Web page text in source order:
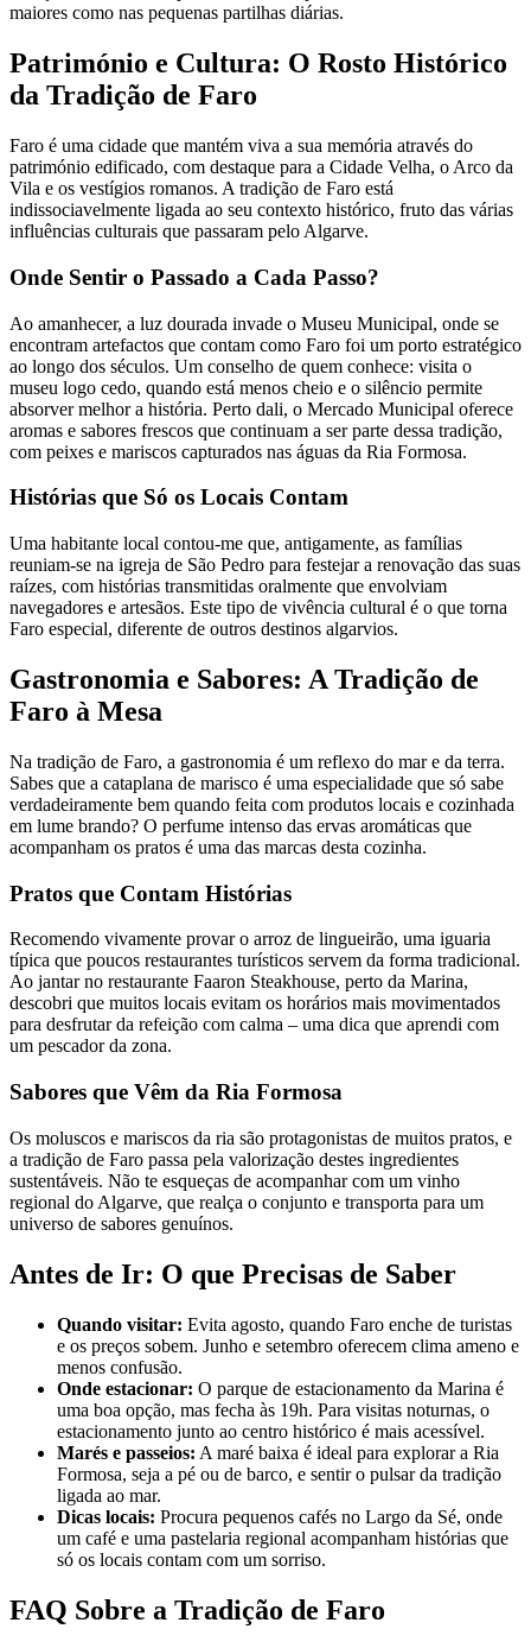
maiores como nas pequenas partilhas diárias.
Património e Cultura: O Rosto Histórico
da Tradição de Faro
Faro é uma cidade que mantém viva a sua memória através do
património edificado, com destaque para a Cidade Velha, o Arco da
Vila e os vestígios romanos. A tradição de Faro está
indissociavelmente ligada ao seu contexto histórico, fruto das várias
influências culturais que passaram pelo Algarve.
Onde Sentir o Passado a Cada Passo?
Ao amanhecer, a luz dourada invade o Museu Municipal, onde se
encontram artefactos que contam como Faro foi um porto estratégico
ao longo dos séculos. Um conselho de quem conhece: visita o
museu logo cedo, quando está menos cheio e o silêncio permite
absorver melhor a história. Perto dali, o Mercado Municipal oferece
aromas e sabores frescos que continuam a ser parte dessa tradição,
com peixes e mariscos capturados nas águas da Ria Formosa.
Histórias que Só os Locais Contam
Uma habitante local contou-me que, antigamente, as famílias
reuniam-se na igreja de São Pedro para festejar a renovação das suas
raízes, com histórias transmitidas oralmente que envolviam
navegadores e artesãos. Este tipo de vivência cultural é o que torna
Faro especial, diferente de outros destinos algarvios.
Gastronomia e Sabores: A Tradição de
Faro à Mesa
Na tradição de Faro, a gastronomia é um reflexo do mar e da terra.
Sabes que a cataplana de marisco é uma especialidade que só sabe
verdadeiramente bem quando feita com produtos locais e cozinhada
em lume brando? O perfume intenso das ervas aromáticas que
acompanham os pratos é uma das marcas desta cozinha.
Pratos que Contam Histórias
Recomendo vivamente provar o arroz de lingueirão, uma iguaria
típica que poucos restaurantes turísticos servem da forma tradicional.
Ao jantar no restaurante Faaron Steakhouse, perto da Marina,
descobri que muitos locais evitam os horários mais movimentados
para desfrutar da refeição com calma – uma dica que aprendi com
um pescador da zona.
Sabores que Vêm da Ria Formosa
Os moluscos e mariscos da ria são protagonistas de muitos pratos, e
a tradição de Faro passa pela valorização destes ingredientes
sustentáveis. Não te esqueças de acompanhar com um vinho
regional do Algarve, que realça o conjunto e transporta para um
universo de sabores genuínos.
Antes de Ir: O que Precisas de Saber
Quando visitar: Evita agosto, quando Faro enche de turistas
e os preços sobem. Junho e setembro oferecem clima ameno e
menos confusão.
Onde estacionar: O parque de estacionamento da Marina é
uma boa opção, mas fecha às 19h. Para visitas noturnas, o
estacionamento junto ao centro histórico é mais acessível.
Marés e passeios: A maré baixa é ideal para explorar a Ria
Formosa, seja a pé ou de barco, e sentir o pulsar da tradição
ligada ao mar.
Dicas locais: Procura pequenos cafés no Largo da Sé, onde
um café e uma pastelaria regional acompanham histórias que
só os locais contam com um sorriso.
FAQ Sobre a Tradição de Faro